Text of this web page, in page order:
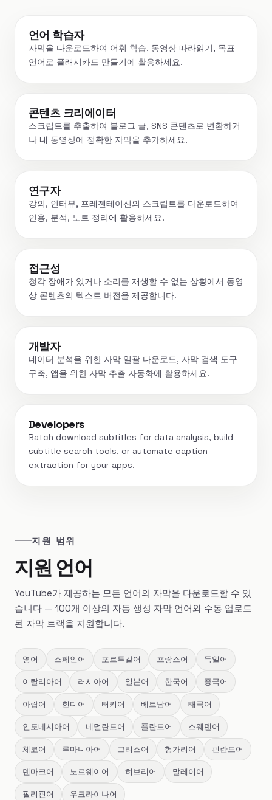
언어 학습자
자막을 다운로드하여 어휘 학습, 동영상 따라읽기, 목표
언어로 플래시카드 만들기에 활용하세요.
콘텐츠 크리에이터
스크립트를 추출하여 블로그 글, SNS 콘텐츠로 변환하거
나 내 동영상에 정확한 자막을 추가하세요.
연구자
강의, 인터뷰, 프레젠테이션의 스크립트를 다운로드하여
인용, 분석, 노트 정리에 활용하세요.
접근성
청각 장애가 있거나 소리를 재생할 수 없는 상황에서 동영
상 콘텐츠의 텍스트 버전을 제공합니다.
개발자
데이터 분석을 위한 자막 일괄 다운로드, 자막 검색 도구
구축, 앱을 위한 자막 추출 자동화에 활용하세요.
Developers
Batch download subtitles for data analysis, build
subtitle search tools, or automate caption
extraction for your apps.
지원 범위
지원 언어
YouTube가 제공하는 모든 언어의 자막을 다운로드할 수 있
습니다 — 100개 이상의 자동 생성 자막 언어와 수동 업로드
된 자막 트랙을 지원합니다.
영어 스페인어 포르투갈어 프랑스어 독일어
이탈리아어 러시아어 일본어 한국어 중국어
아랍어 힌디어 터키어 베트남어 태국어
인도네시아어 네덜란드어 폴란드어 스웨덴어
체코어 루마니아어 그리스어 헝가리어 핀란드어
덴마크어 노르웨이어 히브리어 말레이어
필리핀어 우크라이나어